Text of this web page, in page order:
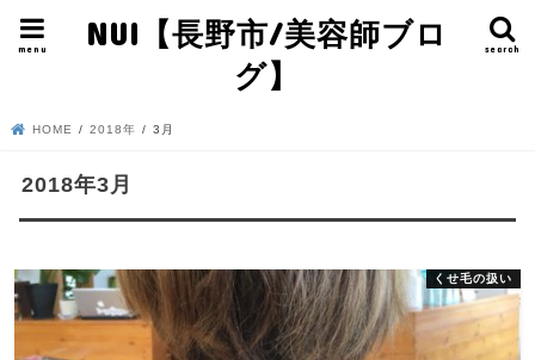
NUI【長野市/美容師ブロ
グ】
search
menu
HOME 2018年 3月
2018年3月
くせ毛の扱い